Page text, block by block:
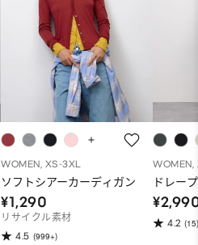
WOMEN, XS-3XL
ソフトシアーカーディガン
¥1,290
リサイクル素材
4.5 (999+)
WOMEN,
ドレー
4.2 (15)